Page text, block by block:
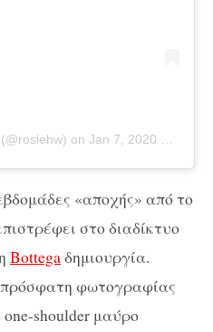
(@rosiehw) on Jan 7, 2020 at 8:55am PST
«αποχής» από το
στο διαδίκτυο
Bottegaδημιουργία.
φωτογραφίας
shoulder μαύρο